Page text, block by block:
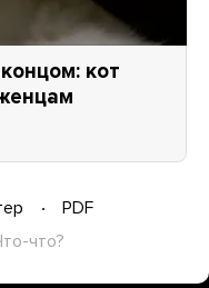
кот
PDF
что?